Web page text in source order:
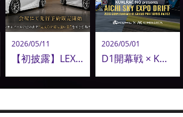
2026/05/11
【初披露】LEXUS RX プロトモデル、オートメッセ in 愛知 2026 にて初アンベール
2026/05/01
D1開幕戦 × KUHLミーティング開催！アドミレイションも大商談会を同時開催！